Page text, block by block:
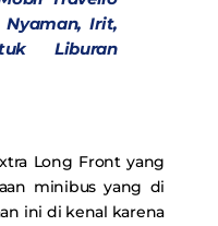
Irit,
Liburan
Long Front yang
minibus yang di
ini di kenal karena